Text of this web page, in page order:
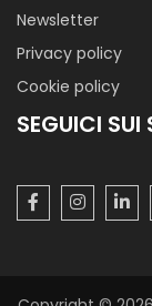
Newsletter
Privacy policy
Cookie policy
SEGUICI SUI